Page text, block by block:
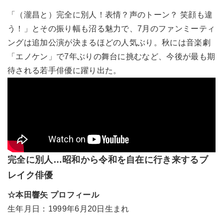
「（瀧昌と）完全に別人！表情？声のトーン？ 笑顔も違
う！」とその振り幅も沼る魅力で、7月のファンミーティ
ングは追加公演が決まるほどの人気ぶり。秋には音楽劇
「エノケン」で7年ぶりの舞台に挑むなど、今後が最も期
待される若手俳優に躍り出た。
完全に別人…昭和から令和を自在に行き来するブ
レイク俳優
☆本田響矢 プロフィール
生年月日：1999年6月20日生まれ